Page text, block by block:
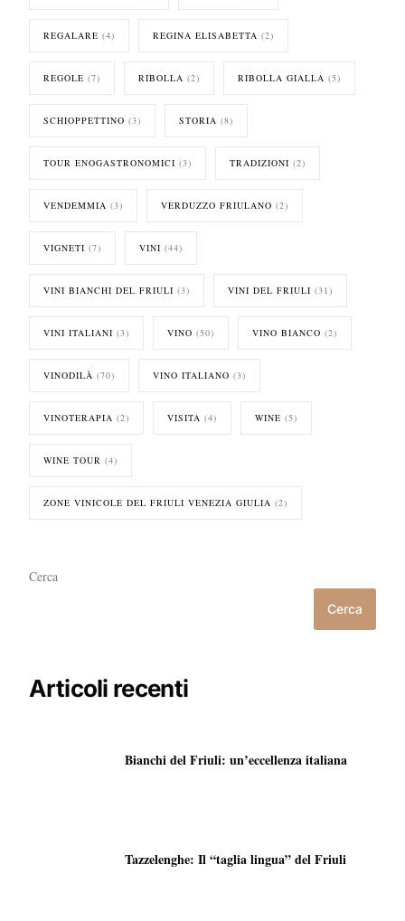
REGALARE (4) REGINA ELISABETTA (2)
REGOLE (7) RIBOLLA (2) RIBOLLA GIALLA (5)
SCHIOPPETTINO (3) STORIA (8)
TOUR ENOGASTRONOMICI (3) TRADIZIONI (2)
VENDEMMIA (3) VERDUZZO FRIULANO (2)
VIGNETI (7) VINI (44)
VINI BIANCHI DEL FRIULI (3) VINI DEL FRIULI (31)
VINI ITALIANI (3) VINO (50) VINO BIANCO (2)
VINODILÀ (70) VINO ITALIANO (3)
VINOTERAPIA (2) VISITA (4) WINE (5)
WINE TOUR (4)
ZONE VINICOLE DEL FRIULI VENEZIA GIULIA (2)
Cerca
Cerca
Articoli recenti
Bianchi del Friuli: un’eccellenza italiana
Tazzelenghe: Il “taglia lingua” del Friuli